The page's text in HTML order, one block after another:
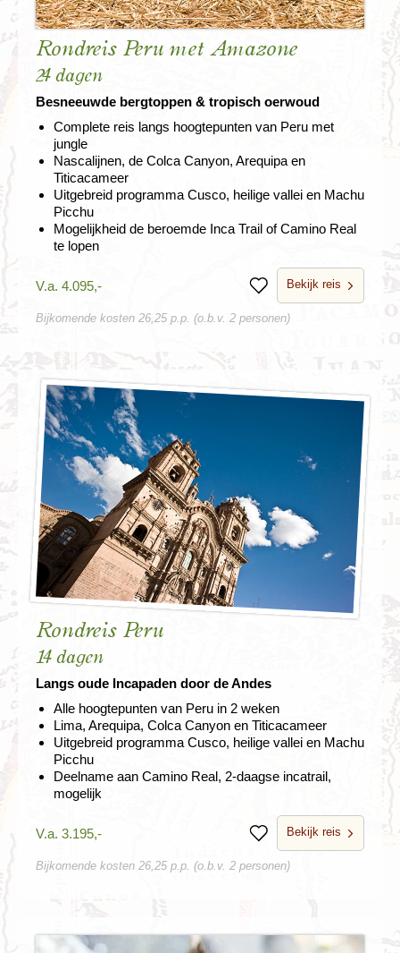
Rondreis Peru met Amazone
24 dagen
Besneeuwde bergtoppen & tropisch oerwoud
Complete reis langs hoogtepunten van Peru met
jungle
Nascalijnen, de Colca Canyon, Arequipa en
Titicacameer
Uitgebreid programma Cusco, heilige vallei en Machu
Picchu
Mogelijkheid de beroemde Inca Trail of Camino Real
te lopen
V.a. 4.095,- BewarenBekijk reis
Bijkomende kosten 26,25 p.p. (o.b.v. 2 personen)
Rondreis Peru
14 dagen
Langs oude Incapaden door de Andes
Alle hoogtepunten van Peru in 2 weken
Lima, Arequipa, Colca Canyon en Titicacameer
Uitgebreid programma Cusco, heilige vallei en Machu
Picchu
Deelname aan Camino Real, 2-daagse incatrail,
mogelijk
V.a. 3.195,- BewarenBekijk reis
Bijkomende kosten 26,25 p.p. (o.b.v. 2 personen)